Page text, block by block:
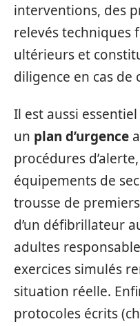
interventions, des
relevés techniques
ultérieurs et
diligence en cas de
Il est aussi
un plan d’urgence
procédures
équipements de
trousse de
d’un défibrillateur
adultes
exercices simulés
situation réelle.
protocoles écrits